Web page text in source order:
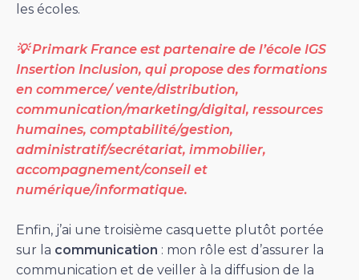
les écoles.
💡 Primark France est partenaire de l’école IGS
Insertion Inclusion, qui propose des formations
en commerce/ vente/distribution,
communication/marketing/digital, ressources
humaines, comptabilité/gestion,
administratif/secrétariat, immobilier,
accompagnement/conseil et
numérique/informatique.
Enfin, j’ai une troisième casquette plutôt portée
sur la communication : mon rôle est d’assurer la
communication et de veiller à la diffusion de la